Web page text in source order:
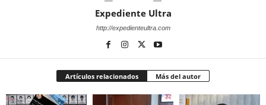
Expediente Ultra
http://expedienteultra.com
Artículos relacionados Más del autor